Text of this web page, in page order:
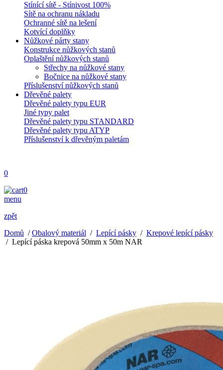
Stínící sítě - Stínivost 100%
Sítě na ochranu nákladu
Ochranné sítě na lešení
Kotvící doplňky
Nůžkové párty stany
Konstrukce nůžkových stanů
Oplaštění nůžkových stanů
Střechy na nůžkové stany
Bočnice na nůžkové stany
Příslušenství nůžkových stanů
Dřevěné palety
Dřevěné palety typu EUR
Jiné typy palet
Dřevěné palety typu STANDARD
Dřevěné palety typu ATYP
Příslušenství k dřevěným paletám
0
0
menu
zpět
Domů /Obalový materiál / Lepící pásky / Krepové lepící pásky
/ Lepící páska krepová 50mm x 50m NAR